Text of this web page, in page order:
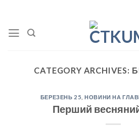
content
CATEGORY ARCHIVES:
БЕРЕЗЕНЬ 25 ,НОВИНИ НА
Перший